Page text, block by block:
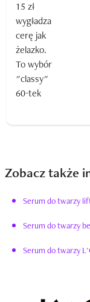
Zobacz także
Serum do twarzy
Serum do twarzy
Serum do twarzy